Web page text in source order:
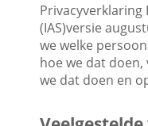
(IAS)versie
we welke
hoe we dat
we dat doen en